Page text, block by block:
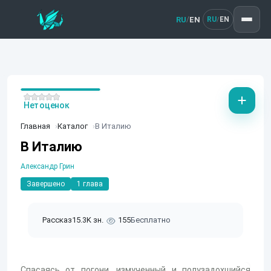
RU/EN RU/ EN
Главная Каталог В Италию
В Италию
Александр Грин
Завершено 1 глава
Рассказ15.3K зн. 155Бесплатно
Нет оценок